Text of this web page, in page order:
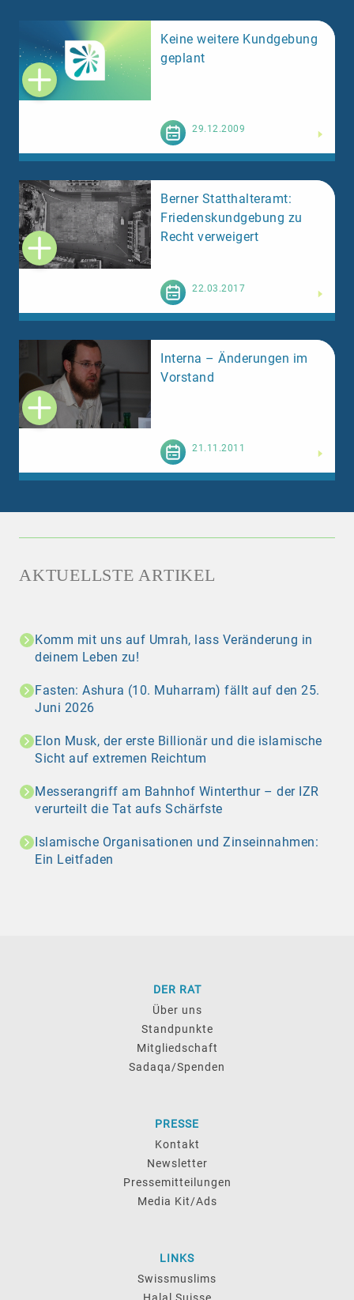
Keine weitere Kundgebung
geplant
29.12.2009
Berner Statthalteramt:
Friedenskundgebung zu
Recht verweigert
22.03.2017
Interna – Änderungen im
Vorstand
21.11.2011
AKTUELLSTE ARTIKEL
Komm mit uns auf Umrah, lass Veränderung in
deinem Leben zu!
Fasten: Ashura (10. Muharram) fällt auf den 25.
Juni 2026
Elon Musk, der erste Billionär und die islamische
Sicht auf extremen Reichtum
Messerangriff am Bahnhof Winterthur – der IZR
verurteilt die Tat aufs Schärfste
Islamische Organisationen und Zinseinnahmen:
Ein Leitfaden
DER RAT
Über uns
Standpunkte
Mitgliedschaft
Sadaqa/Spenden
PRESSE
Kontakt
Newsletter
Pressemitteilungen
Media Kit/Ads
LINKS
Swissmuslims